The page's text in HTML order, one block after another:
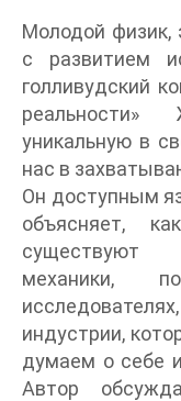
Молодой физик,
с развитием
голливудский
уникальную в
нас в
Он доступным
объясняет,
существуют
механики,
индустрии,
думаем о себе
Автор